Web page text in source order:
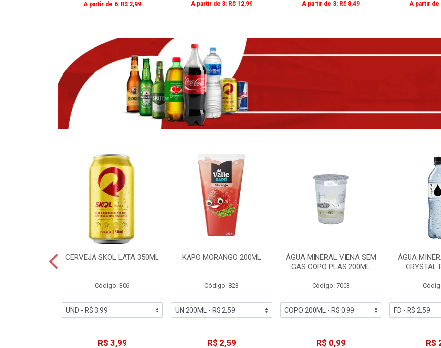
A partir de 6: R$ 2,99 A partir de 3: R$ 12,99 A partir de 3: R$ 8,49 A partir de
CERVEJA SKOL LATA 350ML
Código: 306
R$ 3,99
KAPO MORANGO 200ML
Código: 823
R$ 2,59
ÁGUA MINERAL VIENA SEM
GAS COPO PLAS 200ML
Código: 7003
R$ 0,99
ÁGUA
CRYSTAL
R$